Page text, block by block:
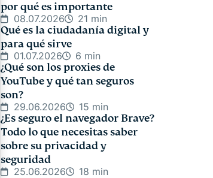
por qué es importante
08.07.2026 21 min
Qué es la ciudadanía digital y
para qué sirve
01.07.2026 6 min
¿Qué son los proxies de
YouTube y qué tan seguros
son?
29.06.2026 15 min
¿Es seguro el navegador Brave?
Todo lo que necesitas saber
sobre su privacidad y
seguridad
25.06.2026 18 min